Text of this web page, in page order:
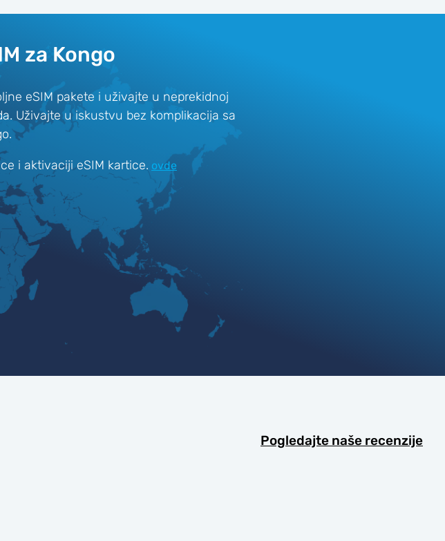
za Kongo
eSIM pakete i uživajte u neprekidnoj
Uživajte u iskustvu bez komplikacija sa
i aktivaciji eSIM kartice. ovde
Pogledajte naše recenzije